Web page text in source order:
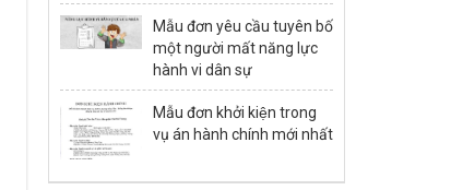
Mẫu đơn yêu cầu tuyên bố
một người mất năng lực
hành vi dân sự
Mẫu đơn khởi kiện trong
vụ án hành chính mới nhất